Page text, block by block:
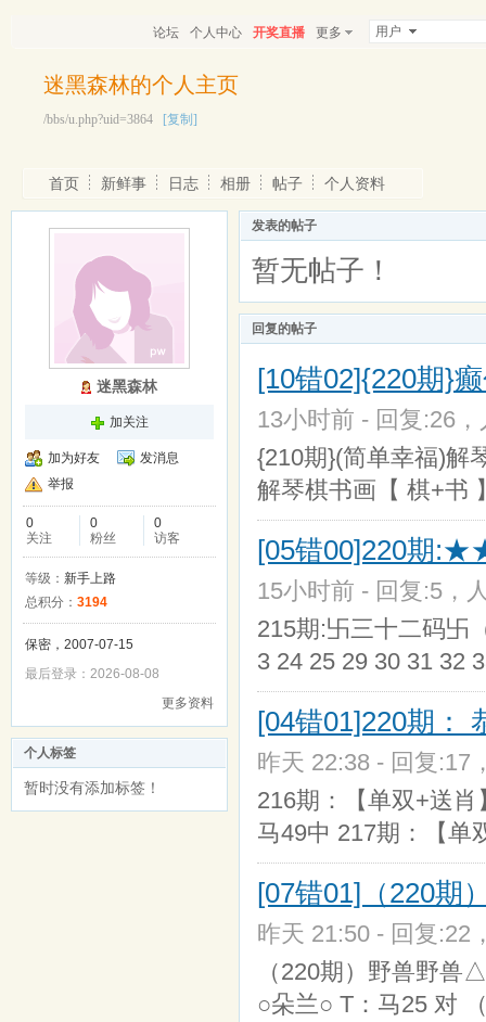
论坛 个人中心 开奖直播 更多 用户
迷黑森林的个人主页
/bbs/u.php?uid=3864 [复制]
首页 新鲜事 日志 相册 帖子 个人资料
迷黑森林
加关注
加为好友
发消息
举报
0
关注
0
粉丝
0
访客
等级： 新手上路
总积分： 3194
保密，2007-07-15
最后登录：2026-08-08
更多资料
个人标签
暂时没有添加标签！
发表的帖子
暂无帖子！
回复的帖子
[10错02]{220期}
13小时前 - 回复:26
{210期}(简单幸福)解
解琴棋书画【 棋+书
[05错00]220期
15小时前 - 回复:5，
215期:卐三十二码卐
3 24 25 29 30 31 32
[04错01]220期：
昨天 22:38 - 回复:17
216期：【单双+送
马49中 217期：【单
[07错01]（220
昨天 21:50 - 回复:22
（220期）野兽野
○朵兰○ T：马25 对